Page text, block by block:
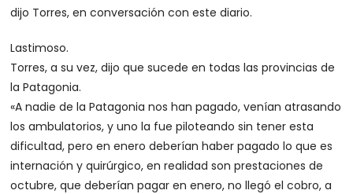
dijo Torres, en conversación con este diario.
Lastimoso.
Torres, a su vez, dijo que sucede en todas las provincias de
la Patagonia.
«A nadie de la Patagonia nos han pagado, venían atrasando
los ambulatorios, y uno la fue piloteando sin tener esta
dificultad, pero en enero deberían haber pagado lo que es
internación y quirúrgico, en realidad son prestaciones de
octubre, que deberían pagar en enero, no llegó el cobro, a